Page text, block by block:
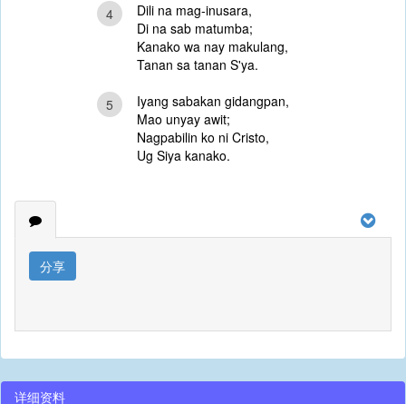
4
Dili na mag-inusara,
Di na sab matumba;
Kanako wa nay makulang,
Tanan sa tanan S'ya.
5
Iyang sabakan gidangpan,
Mao unyay awit;
Nagpabilin ko ni Cristo,
Ug Siya kanako.
分享
详细资料